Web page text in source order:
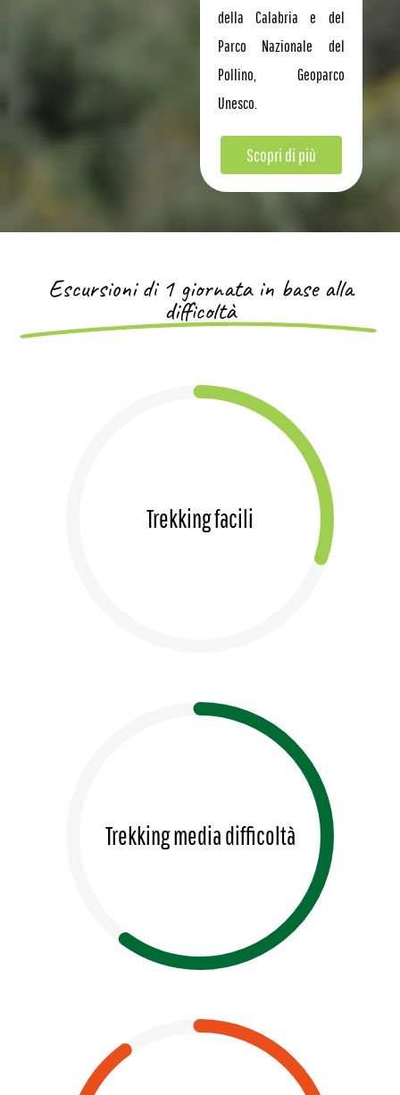
della Calabria e del
Parco Nazionale del
Pollino, Geoparco
Unesco.
Scopri di più
Escursioni di 1 giornata in base alla
difficoltà
Trekking facili
Trekking media difficoltà